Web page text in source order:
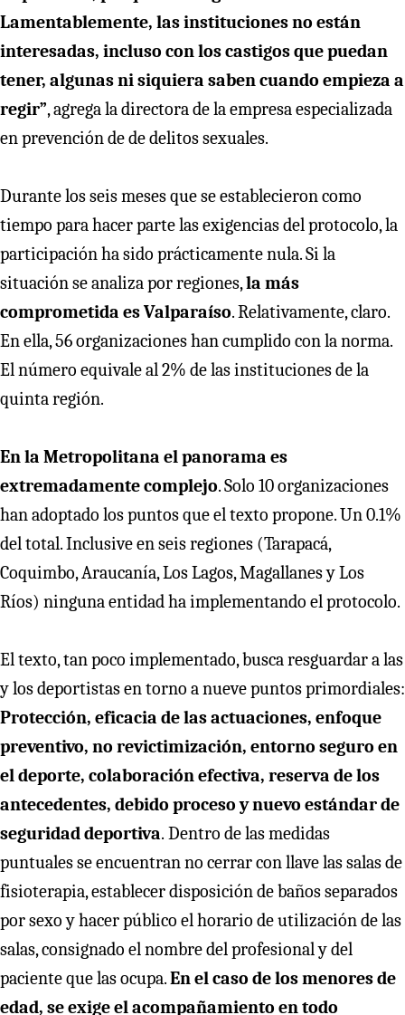
Lamentablemente, las instituciones no están
interesadas, incluso con los castigos que puedan
tener, algunas ni siquiera saben cuando empieza a
regir”, agrega la directora de la empresa especializada
en prevención de de delitos sexuales.
Durante los seis meses que se establecieron como
tiempo para hacer parte las exigencias del protocolo, la
participación ha sido prácticamente nula. Si la
situación se analiza por regiones,la más
comprometida es Valparaíso. Relativamente, claro.
En ella, 56 organizaciones han cumplido con la norma.
El número equivale al 2% de las instituciones de la
quinta región.
En la Metropolitana el panorama es
extremadamente complejo. Solo 10 organizaciones
han adoptado los puntos que el texto propone. Un 0.1%
del total. Inclusive en seis regiones (Tarapacá,
Coquimbo, Araucanía, Los Lagos, Magallanes y Los
Ríos) ninguna entidad ha implementando el protocolo.
El texto, tan poco implementado, busca resguardar a las
y los deportistas en torno a nueve puntos primordiales:
Protección, eficacia de las actuaciones, enfoque
preventivo, no revictimización, entorno seguro en
el deporte, colaboración efectiva, reserva de los
antecedentes, debido proceso y nuevo estándar de
seguridad deportiva. Dentro de las medidas
puntuales se encuentran no cerrar con llave las salas de
fisioterapia, establecer disposición de baños separados
por sexo y hacer público el horario de utilización de las
salas, consignado el nombre del profesional y del
paciente que las ocupa.En el caso de los menores de
edad, se exige el acompañamiento en todo